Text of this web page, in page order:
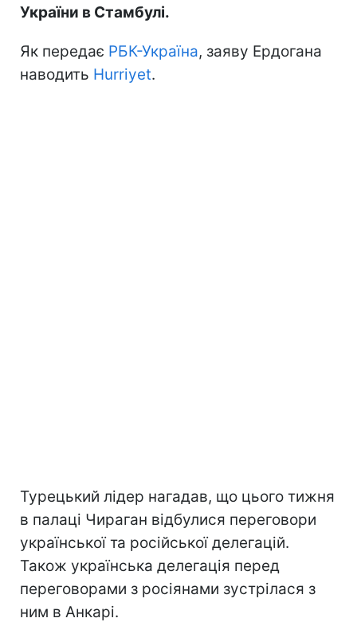
України в Стамбулі.
Як передає РБК-Україна, заяву Ердогана
наводить Hurriyet.
Турецький лідер нагадав, що цього тижня
в палаці Чираган відбулися переговори
української та російської делегацій.
Також українська делегація перед
переговорами з росіянами зустрілася з
ним в Анкарі.